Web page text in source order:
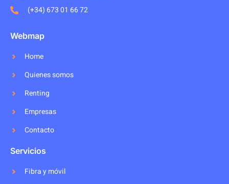
(+34) 673 01 66 72
Webmap
Home
Quienes somos
Renting
Empresas
Contacto
Servicios
Fibra y móvil